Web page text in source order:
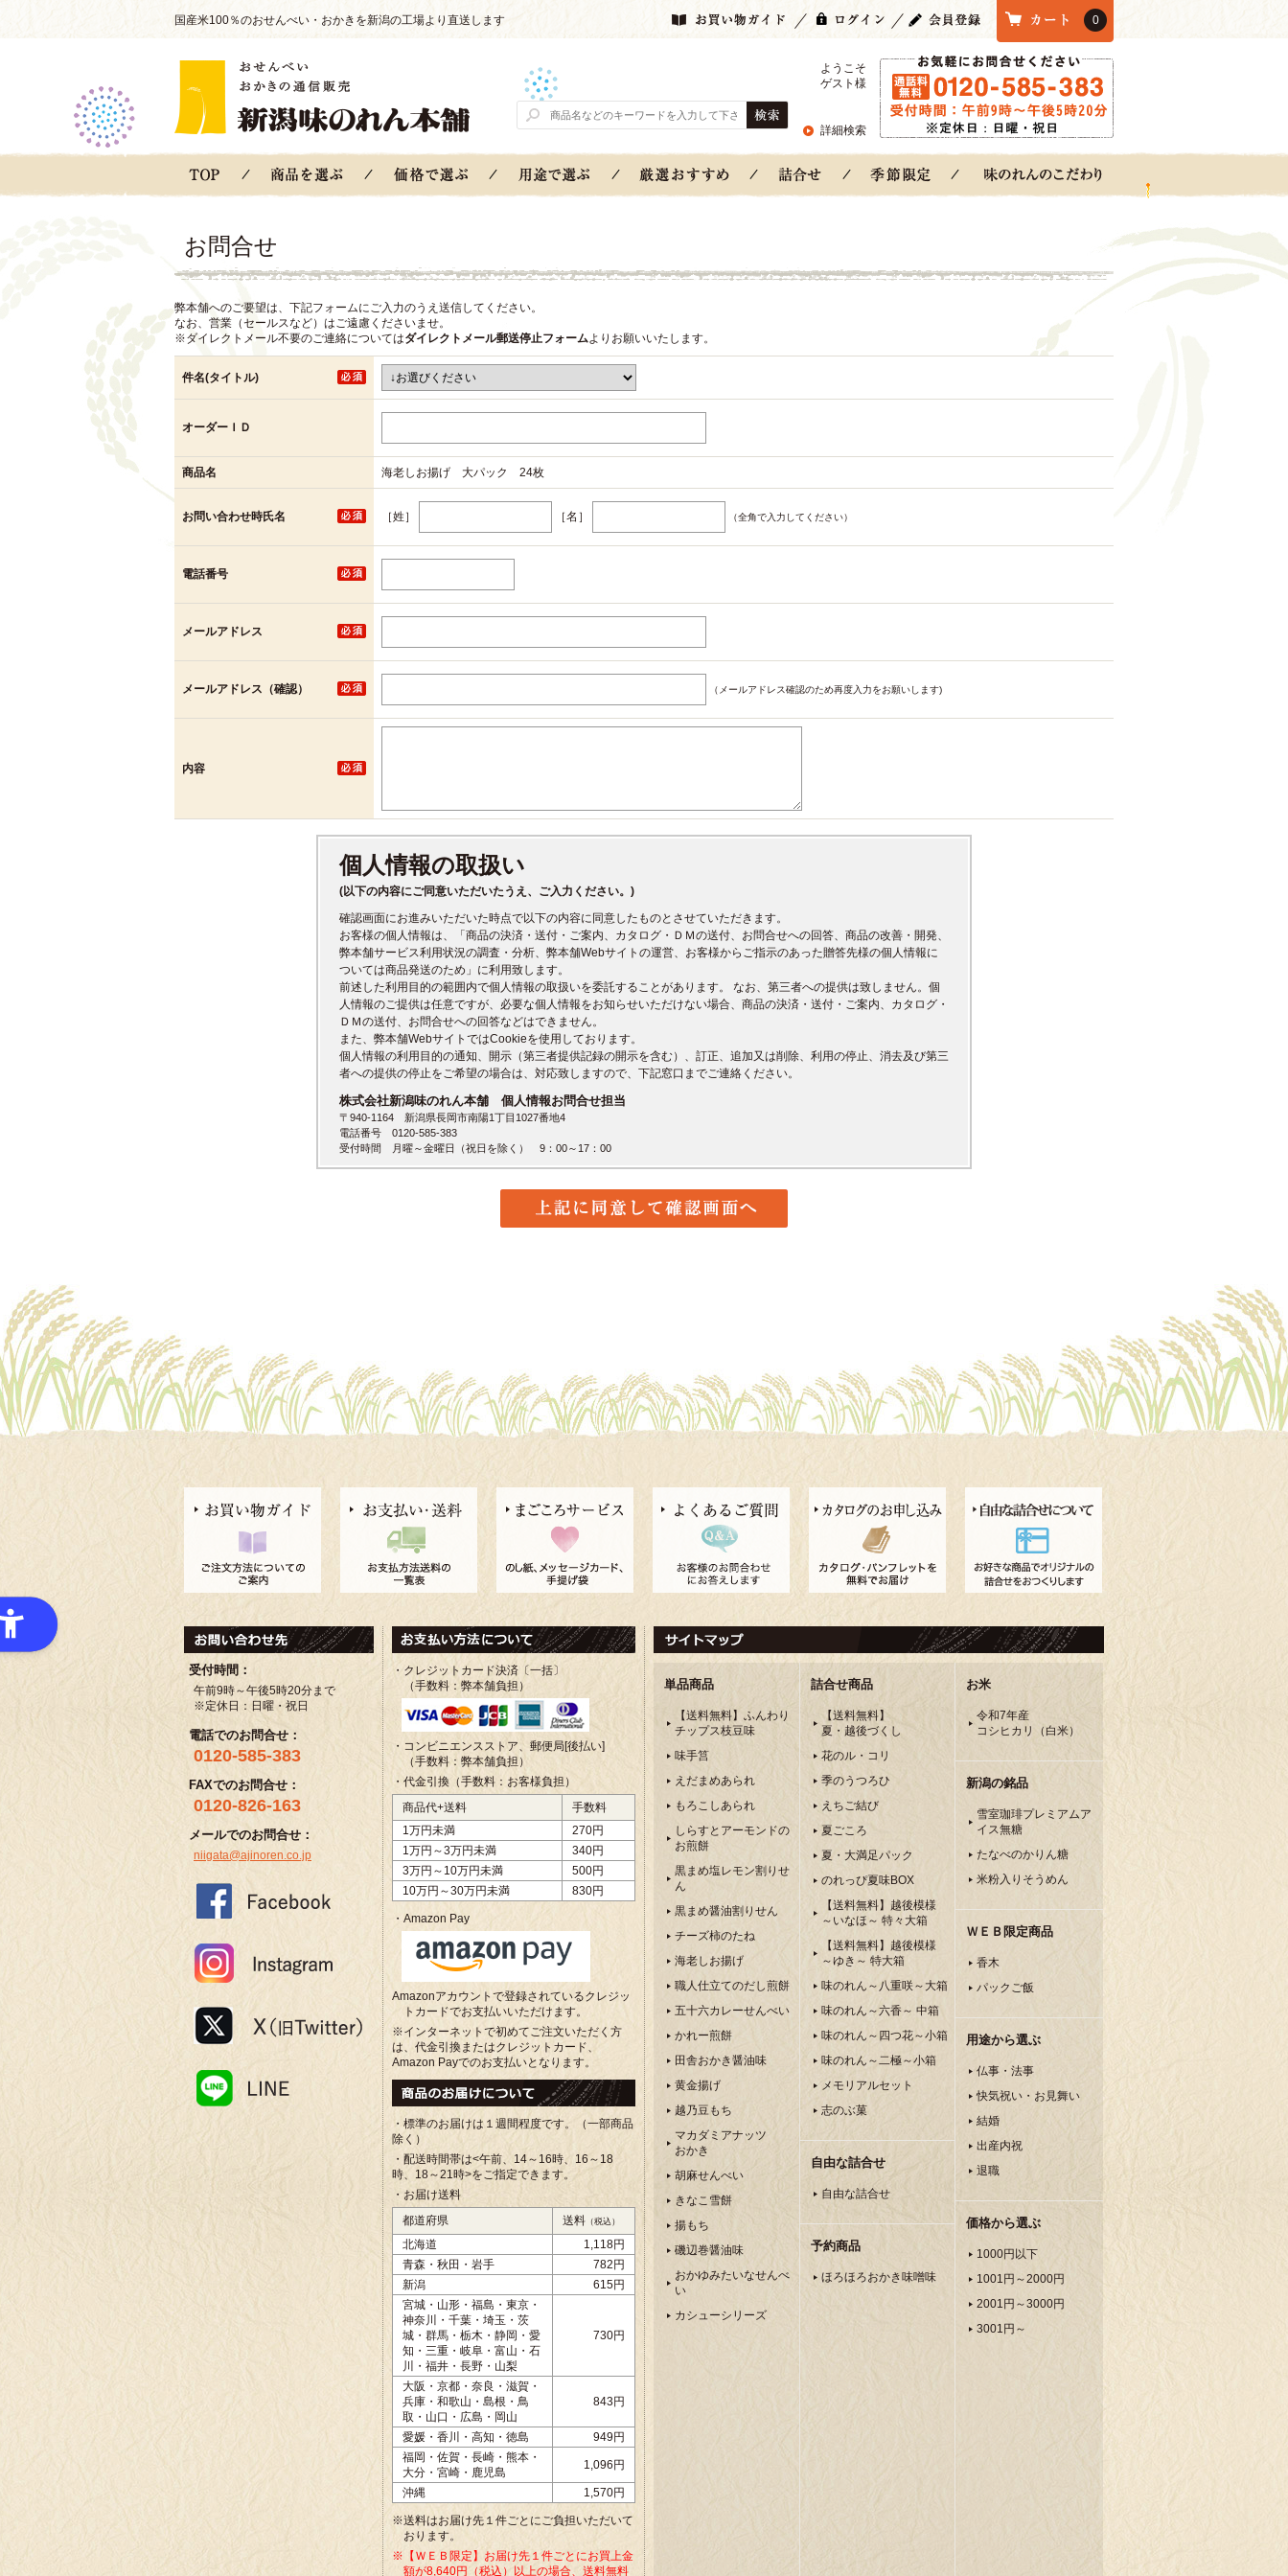
国産米100％のおせんべい・おかきを新潟の工場より直送します 0
ようこそ
ゲスト様
詳細検索
お問合せ
弊本舗へのご要望は、下記フォームにご入力のうえ送信してください。
なお、営業（セールスなど）はご遠慮くださいませ。
※ダイレクトメール不要のご連絡についてはダイレクトメール郵送停止フォームよりお願いいたします。
件名(タイトル)
オーダーＩＤ
商品名 海老しお揚げ 大パック 24枚
お問い合わせ時氏名 ［姓］ ［名］ （全角で入力してください）
電話番号
メールアドレス
メールアドレス（確認） （メールアドレス確認のため再度入力をお願いします)
内容
個人情報の取扱い
(以下の内容にご同意いただいたうえ、ご入力ください。)
確認画面にお進みいただいた時点で以下の内容に同意したものとさせていただきます。
お客様の個人情報は、「商品の決済・送付・ご案内、カタログ・ＤＭの送付、お問合せへの回答、商品の改善・開発、
弊本舗サービス利用状況の調査・分析、弊本舗Webサイトの運営、お客様からご指示のあった贈答先様の個人情報に
ついては商品発送のため」に利用致します。
前述した利用目的の範囲内で個人情報の取扱いを委託することがあります。 なお、第三者への提供は致しません。個
人情報のご提供は任意ですが、必要な個人情報をお知らせいただけない場合、商品の決済・送付・ご案内、カタログ・
ＤＭの送付、お問合せへの回答などはできません。
また、弊本舗WebサイトではCookieを使用しております。
個人情報の利用目的の通知、開示（第三者提供記録の開示を含む）、訂正、追加又は削除、利用の停止、消去及び第三
者への提供の停止をご希望の場合は、対応致しますので、下記窓口までご連絡ください。
株式会社新潟味のれん本舗 個人情報お問合せ担当
〒940-1164 新潟県長岡市南陽1丁目1027番地4
電話番号 0120-585-383
受付時間 月曜～金曜日（祝日を除く） 9：00～17：00
受付時間：
午前9時～午後5時20分まで
※定休日：日曜・祝日
電話でのお問合せ：
0120-585-383
FAXでのお問合せ：
0120-826-163
メールでのお問合せ：
niigata@ajinoren.co.jp
・クレジットカード決済〔一括〕
（手数料：弊本舗負担）
・コンビニエンスストア、郵便局[後払い]
（手数料：弊本舗負担）
・代金引換（手数料：お客様負担）
商品代+送料
手数料
1万円未満
270円
1万円～3万円未満
340円
3万円～10万円未満
500円
10万円～30万円未満
830円
・Amazon Pay
Amazonアカウントで登録されているクレジッ
トカードでお支払いいただけます。
※インターネットで初めてご注文いただく方
は、代金引換またはクレジットカード、
Amazon Payでのお支払いとなります。
・標準のお届けは１週間程度です。（一部商品
除く）
・配送時間帯は<午前、 14～16時、16～18
時、18～21時>をご指定できます。
・お届け送料
都道府県
送料 （税込）
北海道
1,118円
青森・秋田・岩手
782円
新潟
615円
宮城・山形・福島・東京・
神奈川・千葉・埼玉・茨
城・群馬・栃木・静岡・愛
知・三重・岐阜・富山・石
川・福井・長野・山梨
730円
大阪・京都・奈良・滋賀・
兵庫・和歌山・島根・鳥
取・山口・広島・岡山
843円
愛媛・香川・高知・徳島
949円
福岡・佐賀・長崎・熊本・
大分・宮崎・鹿児島
1,096円
沖縄 1,570円
※送料はお届け先１件ごとにご負担いただいて
おります。
※【ＷＥＢ限定】お届け先１件ごとにお買上金
額が8,640円（税込）以上の場合、送料無料
単品商品
【送料無料】ふんわり
チップス枝豆味
味手筥
えだまめあられ
もろこしあられ
しらすとアーモンドの
お煎餅
黒まめ塩レモン割りせ
ん
黒まめ醤油割りせん
チーズ柿のたね
海老しお揚げ
職人仕立てのだし煎餅
五十六カレーせんべい
かれー煎餅
田舎おかき醤油味
黄金揚げ
越乃豆もち
マカダミアナッツ
おかき
胡麻せんべい
きなこ雪餅
揚もち
磯辺巻醤油味
おかゆみたいなせんべ
い
カシューシリーズ
詰合せ商品
【送料無料】
夏・越後づくし
花のル・コリ
季のうつろひ
えちご結び
夏ごころ
夏・大満足パック
のれっぴ夏味BOX
【送料無料】越後模様
～いなほ～ 特々大箱
【送料無料】越後模様
～ゆき～ 特大箱
味のれん～八重咲～大箱
味のれん～六香～ 中箱
味のれん～四つ花～小箱
味のれん～二極～小箱
メモリアルセット
志のぶ菓
自由な詰合せ
自由な詰合せ
予約商品
ほろほろおかき味噌味
お米
令和7年産
コシヒカリ（白米）
新潟の銘品
雪室珈琲プレミアムア
イス無糖
たなべのかりん糖
米粉入りそうめん
ＷＥＢ限定商品
香木
パックご飯
用途から選ぶ
仏事・法事
快気祝い・お見舞い
結婚
出産内祝
退職
価格から選ぶ
1000円以下
1001円～2000円
2001円～3000円
3001円～